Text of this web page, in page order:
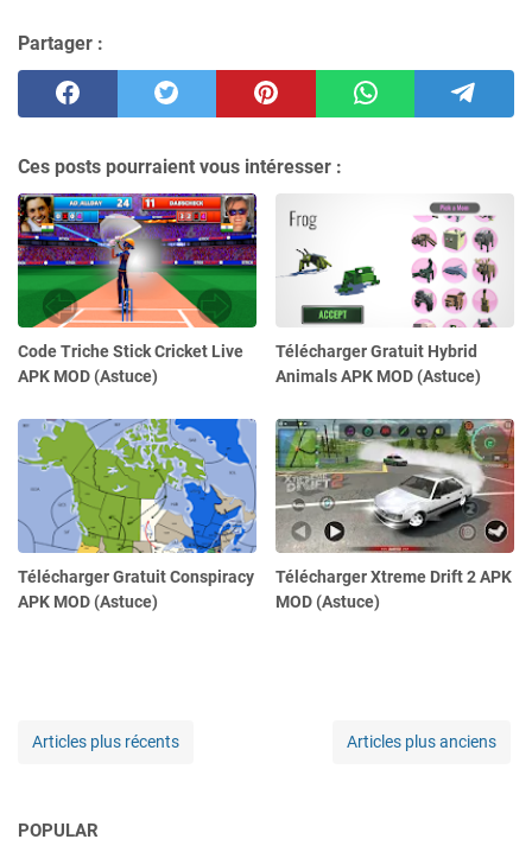
Partager :
Ces posts pourraient vous intéresser :
Code Triche Stick Cricket Live
APK MOD (Astuce)
Télécharger Gratuit Hybrid
Animals APK MOD (Astuce)
Télécharger Gratuit Conspiracy
APK MOD (Astuce)
Télécharger Xtreme Drift 2 APK
MOD (Astuce)
Articles plus récents Articles plus anciens
POPULAR